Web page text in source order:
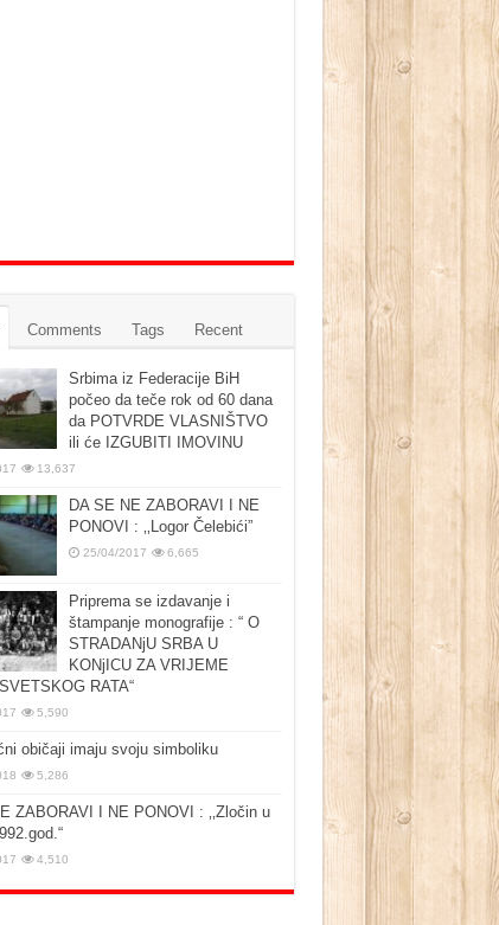
Comments Tags Recent
Srbima iz Federacije BiH
počeo da teče rok od 60 dana
da POTVRDE VLASNIŠTVO
ili će IZGUBITI IMOVINU
13,637
DA SE NE ZABORAVI I NE
PONOVI : ‚‚Logor Čelebići”
25/04/2017 6,665
Priprema se izdavanje i
štampanje monografije : “ O
STRADANjU SRBA U
KONjICU ZA VRIJEME
RATA“
5,590
običaji imaju svoju simboliku
5,286
ZABORAVI I NE PONOVI : ‚‚Zločin u
4,510